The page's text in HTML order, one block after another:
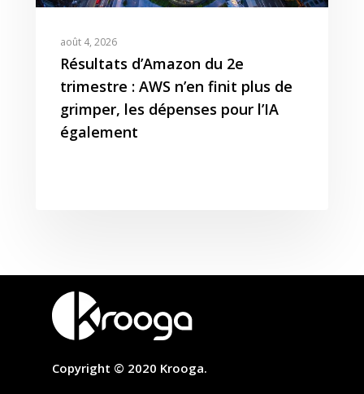
août 4, 2026
Résultats d’Amazon du 2e
trimestre : AWS n’en finit plus de
grimper, les dépenses pour l’IA
également
Copyright © 2020 Krooga.